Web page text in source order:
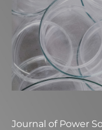
Journal of Power